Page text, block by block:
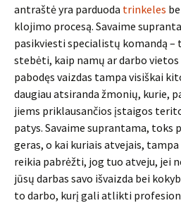
antraštė yra parduoda trinkeles
klojimo procesą. Savaime
pasikviesti specialistų komandą
stebėti, kaip namų ar darbo vietos
pabodęs vaizdas tampa visiškai
daugiau atsiranda žmonių, kurie,
jiems priklausančios įstaigos
patys. Savaime suprantama, toks
geras, o kai kuriais atvejais,
reikia pabrėžti, jog tuo atveju, jei
jūsų darbas savo išvaizda bei
to darbo, kurį gali atlikti